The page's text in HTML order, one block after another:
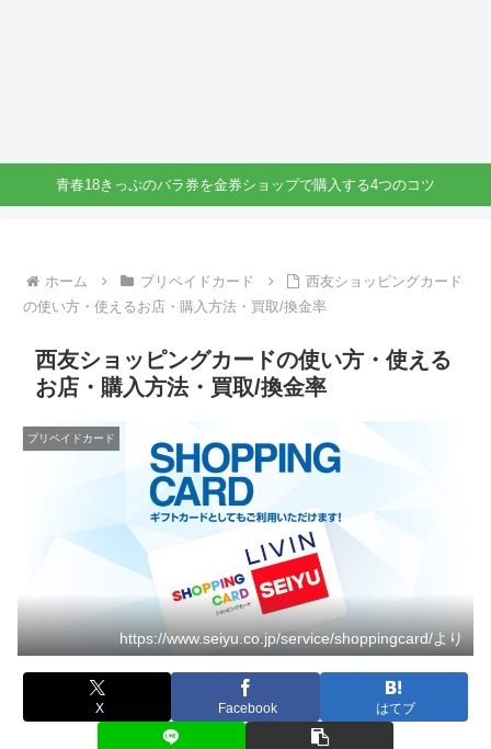
青春18きっぷのバラ券を金券ショップで購入する4つのコツ
ホーム プリペイドカード
西友ショッピングカード
の使い方・使えるお店・購入方法・買取/換金率
西友ショッピングカードの使い方・使える
お店・購入方法・買取/換金率
プリペイドカード
https://www.seiyu.co.jp/service/shoppingcard/より
X Facebook はてブ